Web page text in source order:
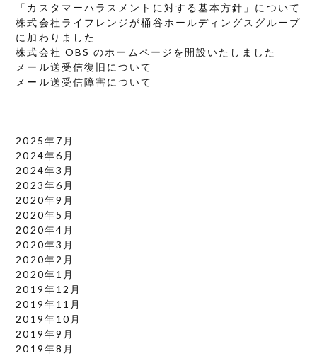
「カスタマーハラスメントに対する基本方針」について
株式会社ライフレンジが桶谷ホールディングスグループ
に加わりました
株式会社 OBS のホームページを開設いたしました
メール送受信復旧について
メール送受信障害について
2025年7月
2024年6月
2024年3月
2023年6月
2020年9月
2020年5月
2020年4月
2020年3月
2020年2月
2020年1月
2019年12月
2019年11月
2019年10月
2019年9月
2019年8月